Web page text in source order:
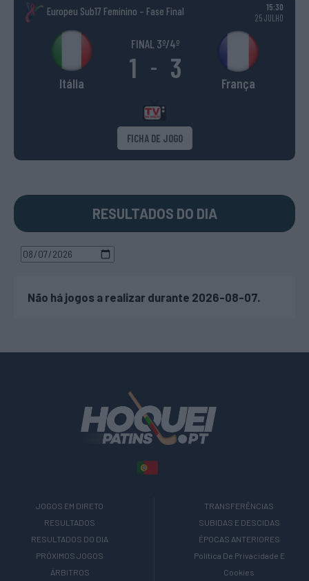
Europeu Sub17 Feminino – Fase Final
15:30
25 JULHO
Itália
FINAL 3º/4º
1 - 3 França
FICHA DE JOGO
RESULTADOS DO DIA
Não há jogos a realizar durante 2026-08-07.
JOGOS EM DIRETO
RESULTADOS
RESULTADOS DO DIA
PRÓXIMOS JOGOS
ÁRBITROS
TRANSFERÊNCIAS
SUBIDAS E DESCIDAS
ÉPOCAS ANTERIORES
Política De Privacidade E
Cookies